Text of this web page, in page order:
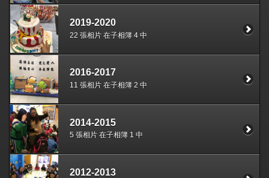
2019-2020
22 張相片 在子相簿 4 中
2016-2017
11 張相片 在子相簿 2 中
2014-2015
5 張相片 在子相簿 1 中
2012-2013